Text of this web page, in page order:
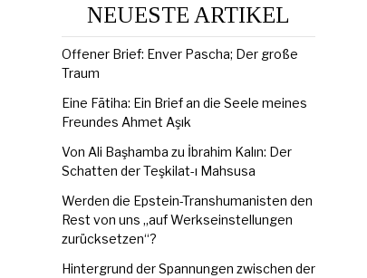
NEUESTE ARTIKEL
Offener Brief: Enver Pascha; Der große
Traum
Eine Fātiha: Ein Brief an die Seele meines
Freundes Ahmet Aşık
Von Ali Başhamba zu İbrahim Kalın: Der
Schatten der Teşkilat-ı Mahsusa
Werden die Epstein-Transhumanisten den
Rest von uns „auf Werkseinstellungen
zurücksetzen“?
Hintergrund der Spannungen zwischen der